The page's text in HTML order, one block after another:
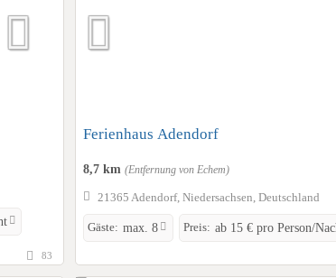
83
Ferienhaus Adendorf
8,7 km (Entfernung von Echem)
21365 Adendorf, Niedersachsen, Deutschland
Gäste: max. 8 Preis: ab 15 € pro Person/